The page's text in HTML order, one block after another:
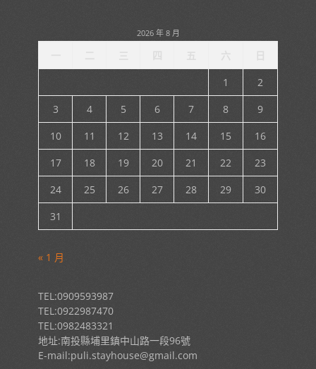
2026 年 8 月
1
2
3
4 5 6 7 8
9
10
11 12 13 14 15
16
17
18 19 20 21 22
23
24
25 26 27 28 29
30
31
« 1 月
TEL:0909593987
TEL:0922987470
TEL:0982483321
地址:南投縣埔里鎮中山路一段96號
E-mail:puli.stayhouse@gmail.com